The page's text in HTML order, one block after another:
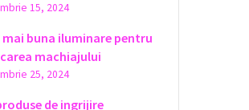
15, 2024
mai buna iluminare pentru
machiajului
25, 2024
de ingrijire